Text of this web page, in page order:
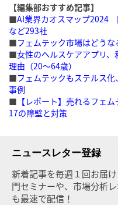
【編集部おすすめ記事】
■AI業界カオスマップ2024
など293社
■フェムテック市場はどう
■女性のヘルスケアアプリ
理由（20〜64歳）
■フェムテックもステルス
事例
■ 【レポート】売れるフェ
17の障壁と対策
ニュースレター登録
新着記事を毎週１回お届
門セミナーや、市場分析
も最速で配信！